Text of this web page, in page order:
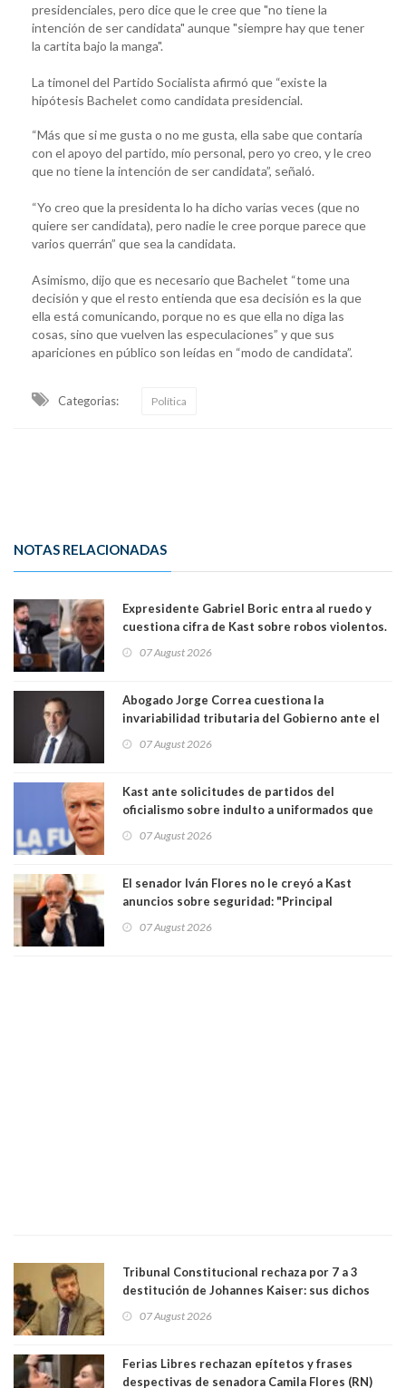
presidenciales, pero dice que le cree que "no tiene la
intención de ser candidata" aunque "siempre hay que tener
la cartita bajo la manga".
La timonel del Partido Socialista afirmó que “existe la
hipótesis Bachelet como candidata presidencial.
“Más que si me gusta o no me gusta, ella sabe que contaría
con el apoyo del partido, mío personal, pero yo creo, y le creo
que no tiene la intención de ser candidata”, señaló.
“Yo creo que la presidenta lo ha dicho varias veces (que no
quiere ser candidata), pero nadie le cree porque parece que
varios querrán” que sea la candidata.
Asimismo, dijo que es necesario que Bachelet “tome una
decisión y que el resto entienda que esa decisión es la que
ella está comunicando, porque no es que ella no diga las
cosas, sino que vuelven las especulaciones” y que sus
apariciones en público son leídas en “modo de candidata”.
Categorias: Política
NOTAS RELACIONADAS
Expresidente Gabriel Boric entra al ruedo y
cuestiona cifra de Kast sobre robos violentos.
07 August 2026
Abogado Jorge Correa cuestiona la
invariabilidad tributaria del Gobierno ante el
democracia” y "defendemos la alternancia en el
07 August 2026
Kast ante solicitudes de partidos del
oficialismo sobre indulto a uniformados que
07 August 2026
El senador Iván Flores no le creyó a Kast
anuncios sobre seguridad: "Principal
perseguir ruta del dinero y levantar secreto
07 August 2026
Tribunal Constitucional rechaza por 7 a 3
destitución de Johannes Kaiser: sus dichos
justicia constitucional porque no es diputado
07 August 2026
Ferias Libres rechazan epítetos y frases
despectivas de senadora Camila Flores (RN)